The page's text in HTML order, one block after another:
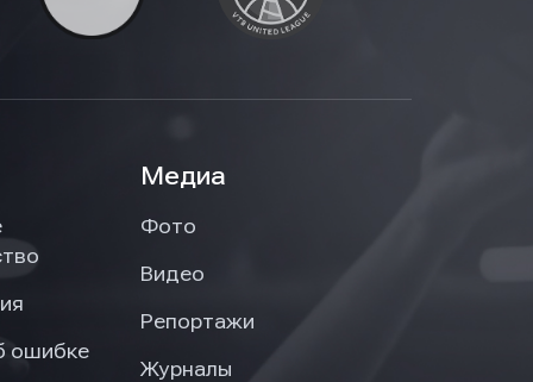
ошибке
Медиа
Фото
Видео
Репортажи
Журналы